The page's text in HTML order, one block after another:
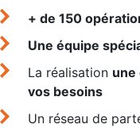
+ de 150
Une équipe
La réalisation une
vos besoins
Un réseau de